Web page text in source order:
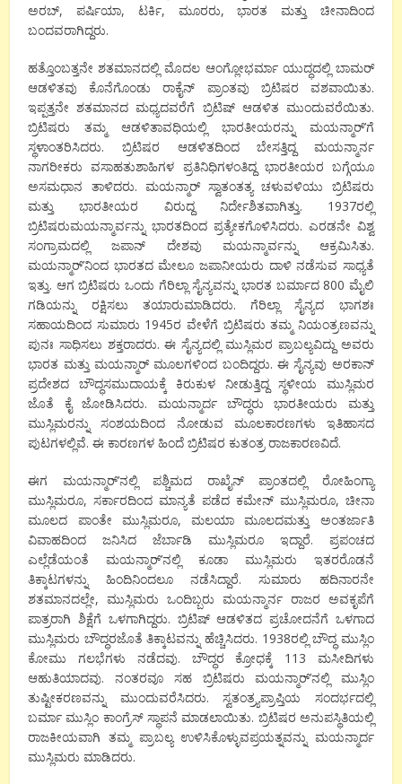
ಅರಬ್, ಪರ್ಷಿಯಾ, ಟರ್ಕಿ, ಮೂರರು, ಭಾರತ ಮತ್ತು ಚೀನಾದಿಂದ
ಬಂದವರಾಗಿದ್ದರು.
ಹತ್ತೊಂಬತ್ತನೇ ಶತಮಾನದಲ್ಲಿ ಮೊದಲ ಆಂಗ್ಲೋಭರ್ಮಾ ಯುದ್ಧದಲ್ಲಿ ಬಾಮರ್
ಆಡಳಿತವು ಕೊನೆಗೊಂಡು ರಾಕೈನ್ ಪ್ರಾಂತವು ಬ್ರಿಟಿಷರ ವಶವಾಯಿತು.
ಇಪ್ಪತ್ತನೇ ಶತಮಾನದ ಮಧ್ಯದವರೆಗೆ ಬ್ರಿಟಿಷ್ ಆಡಳಿತ ಮುಂದುವರೆಯಿತು.
ಬ್ರಿಟಿಷರು ತಮ್ಮ ಆಡಳಿತಾವಧಿಯಲ್ಲಿ ಭಾರತೀಯರನ್ನು ಮಯನ್ಮಾರ್’ಗೆ
ಸ್ಥಳಾಂತರಿಸಿದರು. ಬ್ರಿಟಿಷರ ಆಡಳಿತದಿಂದ ಬೇಸತ್ತಿದ್ದ ಮಯನ್ಮಾರ್ನ
ನಾಗರೀಕರು ವಸಾಹತುಶಾಹಿಗಳ ಪ್ರತಿನಿಧಿಗಳಂತಿದ್ದ ಭಾರತೀಯರ ಬಗ್ಗೆಯೂ
ಅಸಮಧಾನ ತಾಳಿದರು. ಮಯನ್ಮಾರ್ ಸ್ವಾತಂತತ್ಯ ಚಳುವಳಿಯು ಬ್ರಿಟಿಷರು
ಮತ್ತು ಭಾರತೀಯರ ವಿರುದ್ದ ನಿರ್ದೇಶಿತವಾಗಿತ್ತು. 1937ರಲ್ಲಿ
ಬ್ರಿಟಿಷರುಮಯನ್ಮಾರ್ವನ್ನು ಭಾರತದಿಂದ ಪ್ರತ್ಯೇಕಗೊಳಿಸಿದರು. ಎರಡನೇ ವಿಶ್ವ
ಸಂಗ್ರಾಮದಲ್ಲಿ ಜಪಾನ್ ದೇಶವು ಮಯನ್ಮಾರ್ವನ್ನು ಆಕ್ರಮಿಸಿತು.
ಮಯನ್ಮಾರ್’ನಿಂದ ಭಾರತದ ಮೇಲೂ ಜಪಾನೀಯರು ದಾಳಿ ನಡೆಸುವ ಸಾಧ್ಯತೆ
ಇತ್ತು. ಆಗ ಬ್ರಿಟಿಷರು ಒಂದು ಗೆರಿಲ್ಲಾ ಸೈನ್ಯವನ್ನು ಭಾರತ ಬರ್ಮಾದ 800 ಮೈಲಿ
ಗಡಿಯನ್ನು ರಕ್ಷಿಸಲು ತಯಾರುಮಾಡಿದರು. ಗೆರಿಲ್ಲಾ ಸೈನ್ಯದ ಭಾಗಶಃ
ಸಹಾಯದಿಂದ ಸುಮಾರು 1945ರ ವೇಳೆಗೆ ಬ್ರಿಟಿಷರು ತಮ್ಮ ನಿಯಂತ್ರಣವನ್ನು
ಪುನಃ ಸಾಧಿಸಲು ಶಕ್ತರಾದರು. ಈ ಸೈನ್ಯದಲ್ಲಿ ಮುಸ್ಲಿಮರ ಪ್ರಾಬಲ್ಯವಿದ್ದು ಅವರು
ಭಾರತ ಮತ್ತು ಮಯನ್ಮಾರ್ ಮೂಲಗಳಿಂದ ಬಂದಿದ್ದರು. ಈ ಸೈನ್ಯವು ಅರಕಾನ್
ಪ್ರದೇಶದ ಬೌದ್ಧಸಮುದಾಯಕ್ಕೆ ಕಿರುಕುಳ ನೀಡುತ್ತಿದ್ದ ಸ್ಥಳೀಯ ಮುಸ್ಲಿಮರ
ಜೊತೆ ಕೈ ಜೋಡಿಸಿದರು. ಮಯನ್ಮಾರ್ದ ಬೌದ್ಧರು ಭಾರತೀಯರು ಮತ್ತು
ಮುಸ್ಲಿಮರನ್ನು ಸಂಶಯದಿಂದ ನೋಡುವ ಮೂಲಕಾರಣಗಳು ಇತಿಹಾಸದ
ಪುಟಗಳಲ್ಲಿವೆ. ಈ ಕಾರಣಗಳ ಹಿಂದೆ ಬ್ರಿಟಿಷರ ಕುತಂತ್ರ ರಾಜಕಾರಣವಿದೆ.
ಈಗ ಮಯನ್ಮಾರ್’ನಲ್ಲಿ ಪಶ್ಚಿಮದ ರಾಖೈನ್ ಪ್ರಾಂತದಲ್ಲಿ ರೋಹಿಂಗ್ಯಾ
ಮುಸ್ಲಿಮರೂ, ಸರ್ಕಾರದಿಂದ ಮಾನ್ಯತೆ ಪಡೆದ ಕಮೇನ್ ಮುಸ್ಲಿಮರೂ, ಚೀನಾ
ಮೂಲದ ಪಾಂತೇ ಮುಸ್ಲಿಮರೂ, ಮಲಯಾ ಮೂಲದಮತ್ತು ಅಂತರ್ಜಾತಿ
ವಿವಾಹದಿಂದ ಜನಿಸಿದ ಜೆರ್ಬಾಡಿ ಮುಸ್ಲಿಮರೂ ಇದ್ದಾರೆ. ಪ್ರಪಂಚದ
ಎಲ್ಲೆಡೆಯಂತೆ ಮಯನ್ಮಾರ್’ನಲ್ಲಿ ಕೂಡಾ ಮುಸ್ಲಿಮರು ಇತರರೊಡನೆ
ತಿಕ್ಕಾಟಗಳನ್ನು ಹಿಂದಿನಿಂದಲೂ ನಡೆಸಿದ್ದಾರೆ. ಸುಮಾರು ಹದಿನಾರನೇ
ಶತಮಾನದಲ್ಲೇ, ಮುಸ್ಲಿಮರು ಒಂದಿಬ್ಬರು ಮಯನ್ಮಾರ್ನ ರಾಜರ ಅವಕೃಪೆಗೆ
ಪಾತ್ರರಾಗಿ ಶಿಕ್ಷೆಗೆ ಒಳಗಾಗಿದ್ದರು. ಬ್ರಿಟಿಷ್ ಆಡಳಿತದ ಪ್ರಚೋದನೆಗೆ ಒಳಗಾದ
ಮುಸ್ಲಿಮರು ಬೌದ್ಧರಜೊತೆ ತಿಕ್ಕಾಟವನ್ನು ಹೆಚ್ಚಿಸಿದರು. 1938ರಲ್ಲಿ ಬೌದ್ಧ ಮುಸ್ಲಿಂ
ಕೋಮು ಗಲಭೆಗಳು ನಡೆದವು. ಬೌದ್ಧರ ಕ್ರೋಧಕ್ಕೆ 113 ಮಸೀದಿಗಳು
ಆಹುತಿಯಾದವು. ನಂತರವೂ ಸಹ ಬ್ರಿಟಿಷರು ಮಯನ್ಮಾರ್’ನಲ್ಲಿ ಮುಸ್ಲಿಂ
ತುಷ್ಟೀಕರಣವನ್ನು ಮುಂದುವರೆಸಿದರು. ಸ್ವತಂತ್ರ್ಯಪ್ರಾಪ್ತಿಯ ಸಂದರ್ಭದಲ್ಲಿ
ಬರ್ಮಾ ಮುಸ್ಲಿಂ ಕಾಂಗ್ರೆಸ್ ಸ್ಥಾಪನೆ ಮಾಡಲಾಯಿತು. ಬ್ರಿಟಿಷರ ಅನುಪಸ್ಥಿತಿಯಲ್ಲಿ
ರಾಜಕೀಯವಾಗಿ ತಮ್ಮ ಪ್ರಾಬಲ್ಯ ಉಳಿಸಿಕೊಳ್ಳುವಪ್ರಯತ್ನವನ್ನು ಮಯನ್ಮಾರ್ದ
ಮುಸ್ಲಿಮರು ಮಾಡಿದರು.